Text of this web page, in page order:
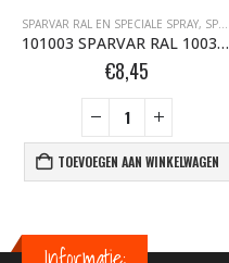
SPARVAR RAL EN SPECIALE SPRAY, SPARVAR RAL HOOGGLANS BOMBER.NL
101003 SPARVAR RAL 1003 HG Signaalgeel 400 ml
€8,45
TOEVOEGEN AAN WINKELWAGEN